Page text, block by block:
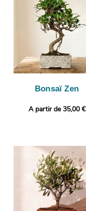
Bonsaï Zen
A partir de 35,00 €